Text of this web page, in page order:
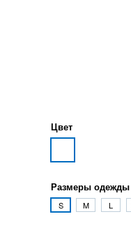
Цвет
Размеры одежды
S M L